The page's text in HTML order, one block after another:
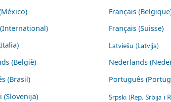
Français
Français (Suisse)
Latviešu (Latvija)
(België)
Nederlands
(Brasil)
Português
(Slovenija) Srpski (Rep. Srbija i